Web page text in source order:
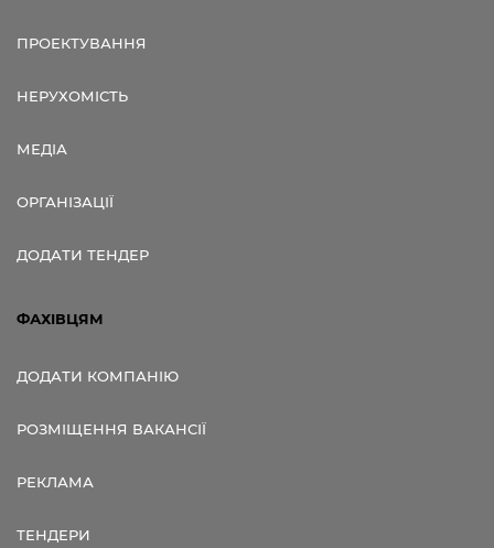
ПРОЕКТУВАННЯ
НЕРУХОМІСТЬ
МЕДІА
ОРГАНІЗАЦІЇ
ДОДАТИ ТЕНДЕР
ФАХІВЦЯМ
ДОДАТИ КОМПАНІЮ
РОЗМІЩЕННЯ ВАКАНСІЇ
РЕКЛАМА
ТЕНДЕРИ